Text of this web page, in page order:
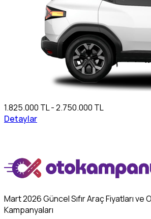
1.825.000 TL - 2.750.000 TL
Detaylar
Mart 2026 Güncel Sıfır Araç Fiyatları ve
Kampanyaları